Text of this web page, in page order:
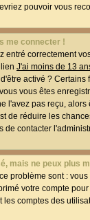
pouvoir vous
me connecter !
entré correctement
J'ai moins de 13
activé ?
vous êtes
l'avez pas reçu,
de réduire les
de contacter
mais ne peux plus
problème sont :
votre compte
comptes des